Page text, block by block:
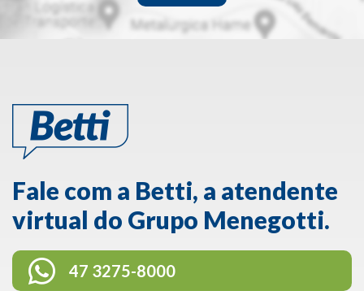
Fale com a Betti, a atendente
virtual do Grupo Menegotti.
47 3275-8000